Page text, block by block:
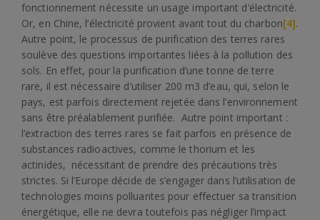
fonctionnement nécessite un usage important d’électricité.
Or, en Chine, l’électricité provient avant tout du charbon[4].
Autre point, le processus de purification des terres rares
soulève des questions importantes liées à la pollution des
sols. En effet, pour la purification d’une tonne de terre
rare, il est nécessaire d’utiliser 200 m3 d’eau, qui, selon le
pays, est parfois directement rejetée dans l’environnement
sans être préalablement purifiée. Autre point important :
l’extraction des terres rares se fait parfois en présence de
substances radioactives, comme le thorium et les
actinides, nécessitant de prendre des précautions très
strictes. Si l’Europe décide de s’engager dans l’utilisation de
technologies moins polluantes pour effectuer sa transition
énergétique, elle ne devra toutefois pas négliger l’impact